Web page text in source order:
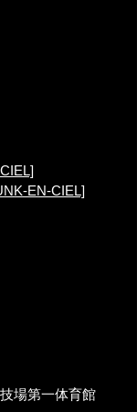
EN-CIEL]
場第一体育館